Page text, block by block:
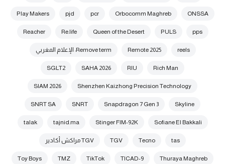
ONSSA
Orbocomm Maghreb
pcr
pjd
Play Makers
pps
PULS
Queen of the Desert
Re.life
Reacher
reels
Remote 2025 Remove term: الإعلام المغربي
Rich Man
RIU
SAHA 2026
SGLT2
Shenzhen Kaizhong Precision Technology
SIAM 2026
Skyline
Snapdragon 7 Gen 3
SNRT
SNRT SA
Sofiane El Bakkali
Stinger FIM-92K
tajnid.ma
talak
tas
Tecno
TGV TGV مراكش أكادير
Thuraya Maghreb
TICAD-9
TikTok
TMZ
Toy Boys